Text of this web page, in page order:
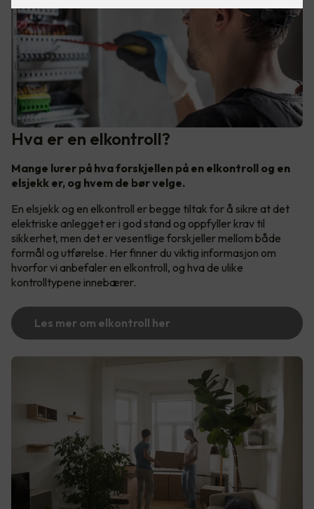
Hva er en elkontroll?
Mange lurer på hva forskjellen på en elkontroll og en
elsjekk er, og hvem de bør velge.
En elsjekk og en elkontroll er begge tiltak for å sikre at det
elektriske anlegget er i god stand og oppfyller krav til
sikkerhet, men det er vesentlige forskjeller mellom både
formål og utførelse. Her finner du viktig informasjon om
hvorfor vi anbefaler en elkontroll, og hva de ulike
kontrolltypene innebærer.
Les mer om elkontroll her